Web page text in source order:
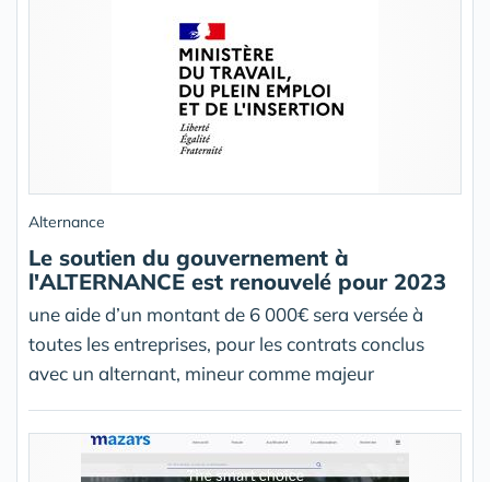
Alternance
Le soutien du gouvernement à
l'ALTERNANCE est renouvelé pour 2023
une aide d’un montant de 6 000€ sera versée à
toutes les entreprises, pour les contrats conclus
avec un alternant, mineur comme majeur